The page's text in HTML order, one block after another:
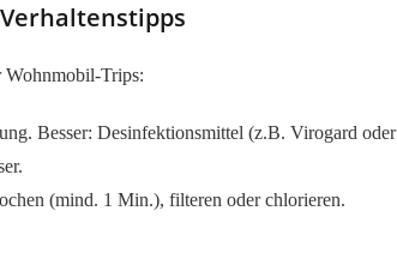
Wohnmobil-Trips:
Besser: Desinfektionsmittel (z.B. Virogard oder
(mind. 1 Min.), filteren oder chlorieren.